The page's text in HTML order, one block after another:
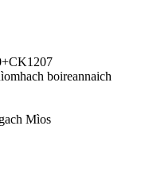
boireannaich
Mìos